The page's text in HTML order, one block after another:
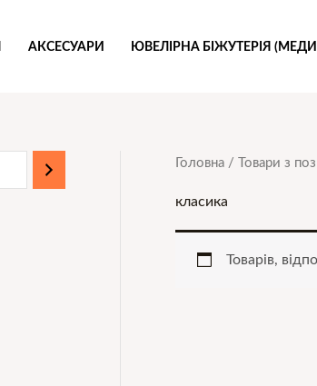
АКСЕСУАРИ ЮВЕЛІРНА БІЖУТЕРІЯ
Головна / Товари з
класика
Товарів,